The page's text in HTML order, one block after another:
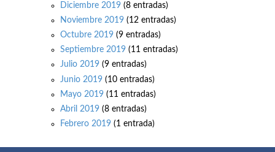
Diciembre 2019 (8 entradas)
Noviembre 2019 (12 entradas)
Octubre 2019 (9 entradas)
Septiembre 2019 (11 entradas)
Julio 2019 (9 entradas)
Junio 2019 (10 entradas)
Mayo 2019 (11 entradas)
Abril 2019 (8 entradas)
Febrero 2019 (1 entrada)